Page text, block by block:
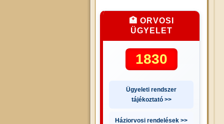
🏥 ORVOSI
ÜGYELET
1830
Ügyeleti rendszer
tájékoztató >>
Háziorvosi rendelések >>